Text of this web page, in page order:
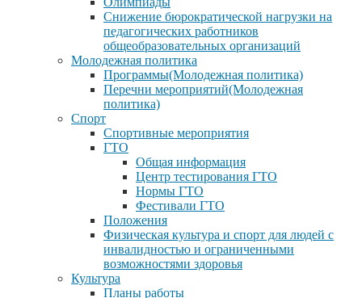
Снижение бюрократической нагрузки на
педагогических работников
общеобразовательных организаций
Молодежная политика
Программы(Молодежная политика)
Перечни мероприятий(Молодежная
политика)
Спорт
Спортивные мероприятия
ГТО
Общая информация
Центр тестирования ГТО
Нормы ГТО
Фестивали ГТО
Положения
Физическая культура и спорт для людей с
инвалидностью и ограниченными
возможностями здоровья
Культура
Планы работы